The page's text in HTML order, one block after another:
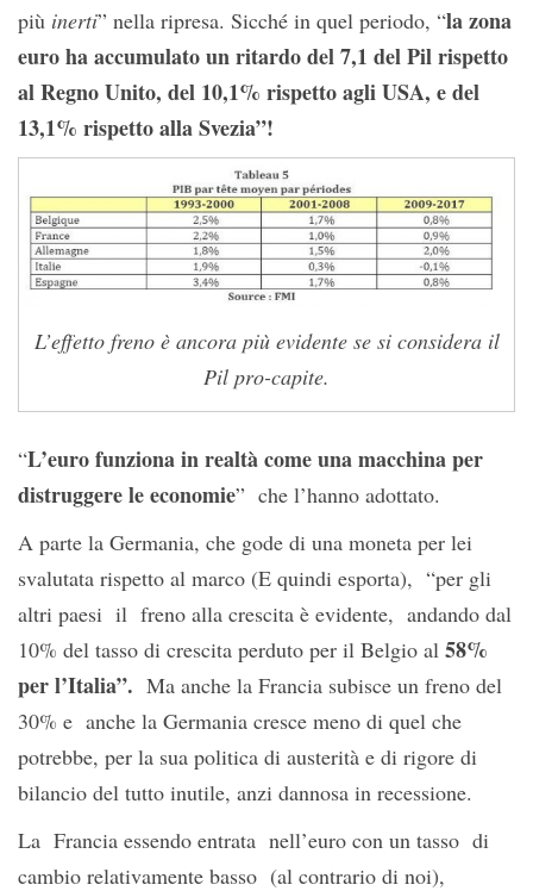
più inerti” nella ripresa. Sicché in quel periodo, “la zona
euro ha accumulato un ritardo del 7,1 del Pil rispetto
al Regno Unito, del 10,1% rispetto agli USA, e del
13,1% rispetto alla Svezia”!
L’effetto freno è ancora più evidente se si considera il
Pil pro-capite.
“L’euro funziona in realtà come una macchina per
distruggere le economie” che l’hanno adottato.
A parte la Germania, che gode di una moneta per lei
svalutata rispetto al marco (E quindi esporta), “per gli
altri paesi il freno alla crescita è evidente, andando dal
10% del tasso di crescita perduto per il Belgio al 58%
per l’Italia”. Ma anche la Francia subisce un freno del
30% e anche la Germania cresce meno di quel che
potrebbe, per la sua politica di austerità e di rigore di
bilancio del tutto inutile, anzi dannosa in recessione.
La Francia essendo entrata nell’euro con un tasso di
cambio relativamente basso (al contrario di noi),